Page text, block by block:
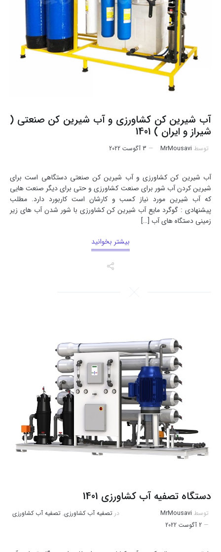
آب شیرین کن کشاورزی و آب شیرین کن صنعتی (
شیراز و ایران ) 1401
توسط MrMousavi 3 آگوست 2022
آب شیرین کن کشاورزی و آب شیرین کن صنعتی دستگاهی است برای
شیرین کردن آب شور برای صنعت کشاورزی و حتی برای دیگر صنعت هایی
که آب شیرین مورد نیاز کسب و کارشان است کاربورد دارد. مطلب
پیشنهادی : گوگرد مایع آب شیرین کن کشاورزی با شور شدن آب های زیر
زمینی دستگاه های آب […]
بیشتر بخوانید
دستگاه تصفیه آب کشاورزی 1401
توسط MrMousavi در تصفیه آب کشاورزی, تصفیه آب کشاورزی
2 آگوست 2022